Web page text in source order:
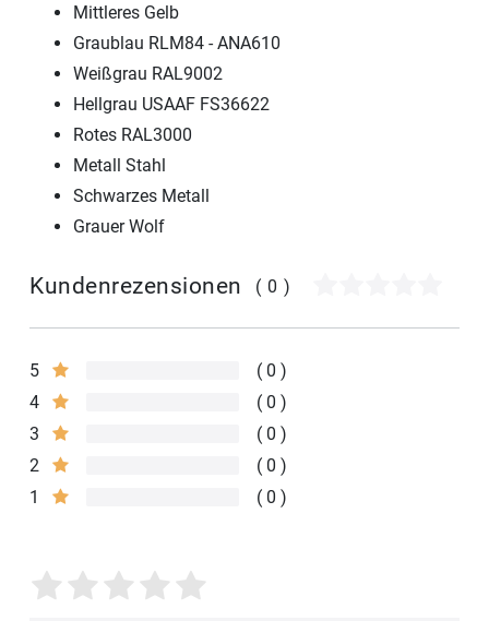
Mittleres Gelb
Graublau RLM84 - ANA610
Weißgrau RAL9002
Hellgrau USAAF FS36622
Rotes RAL3000
Metall Stahl
Schwarzes Metall
Grauer Wolf
Kundenrezensionen (0)
5
0
4
0
3
0
2
0
1
0